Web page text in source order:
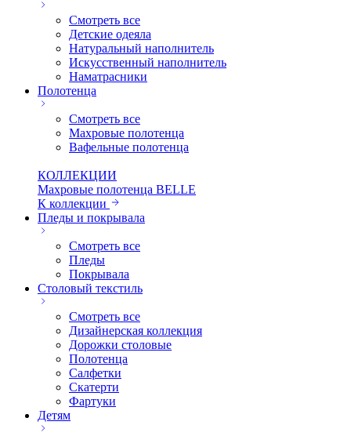
Смотреть все
Детские одеяла
Натуральный наполнитель
Искуcственный наполнитель
Наматрасники
Полотенца
Смотреть все
Махровые полотенца
Вафельные полотенца
КОЛЛЕКЦИИ
Махровые полотенца BELLE
К коллекции
Пледы и покрывала
Смотреть все
Пледы
Покрывала
Столовый текстиль
Смотреть все
Дизайнерская коллекция
Дорожки столовые
Полотенца
Салфетки
Скатерти
Фартуки
Детям